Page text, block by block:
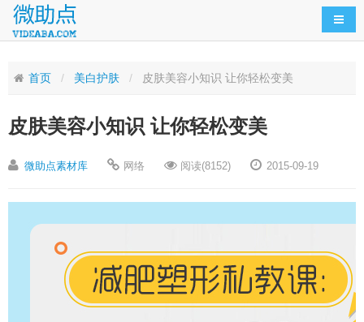
导航
首页 美白护肤 皮肤美容小知识 让你轻松变美
皮肤美容小知识 让你轻松变美
微助点素材库 网络 阅读(8152) 2015-09-19